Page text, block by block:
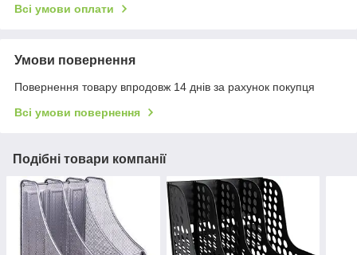
Всі умови оплати
Умови повернення
Повернення товару впродовж 14 днів за рахунок покупця
Всі умови повернення
Подібні товари компанії